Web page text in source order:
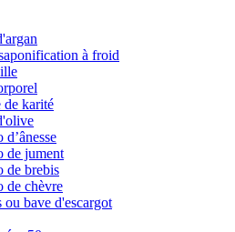
à froid
de karité
de jument
de brebis
de chèvre
ou bave d'escargot